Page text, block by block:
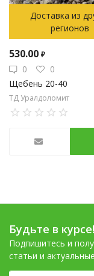
Доставка из
регионов
530.00 ₽
0
0
Щебень 20-40
ТД Уралдоломит
Будьте в курсе!
Подпишитесь и
статьи и